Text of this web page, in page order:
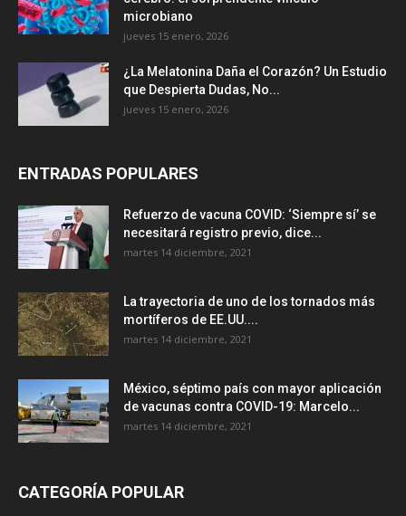
microbiano
jueves 15 enero, 2026
¿La Melatonina Daña el Corazón? Un Estudio
que Despierta Dudas, No...
jueves 15 enero, 2026
ENTRADAS POPULARES
Refuerzo de vacuna COVID: ‘Siempre sí’ se
necesitará registro previo, dice...
martes 14 diciembre, 2021
La trayectoria de uno de los tornados más
mortíferos de EE.UU....
martes 14 diciembre, 2021
México, séptimo país con mayor aplicación
de vacunas contra COVID-19: Marcelo...
martes 14 diciembre, 2021
CATEGORÍA POPULAR